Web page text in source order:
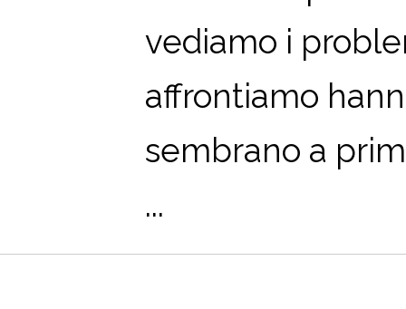
vediamo i
affrontiamo
sembrano a
...